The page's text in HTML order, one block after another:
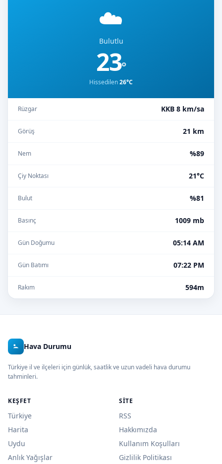
☁️
Bulutlu
23°
Hissedilen26°C
Rüzgar KKB 8 km/sa
Görüş 21 km
Nem %89
Çiy Noktası 21°C
Bulut %81
Basınç 1009 mb
Gün Doğumu 05:14 AM
Gün Batımı 07:22 PM
Rakım 594m
Hava Durumu
Türkiye il ve ilçeleri için günlük, saatlik ve uzun vadeli hava durumu
tahminleri.
KEŞFET
Türkiye
Harita
Uydu
Anlık Yağışlar
SITE
RSS
Hakkımızda
Kullanım Koşulları
Gizlilik Politikası